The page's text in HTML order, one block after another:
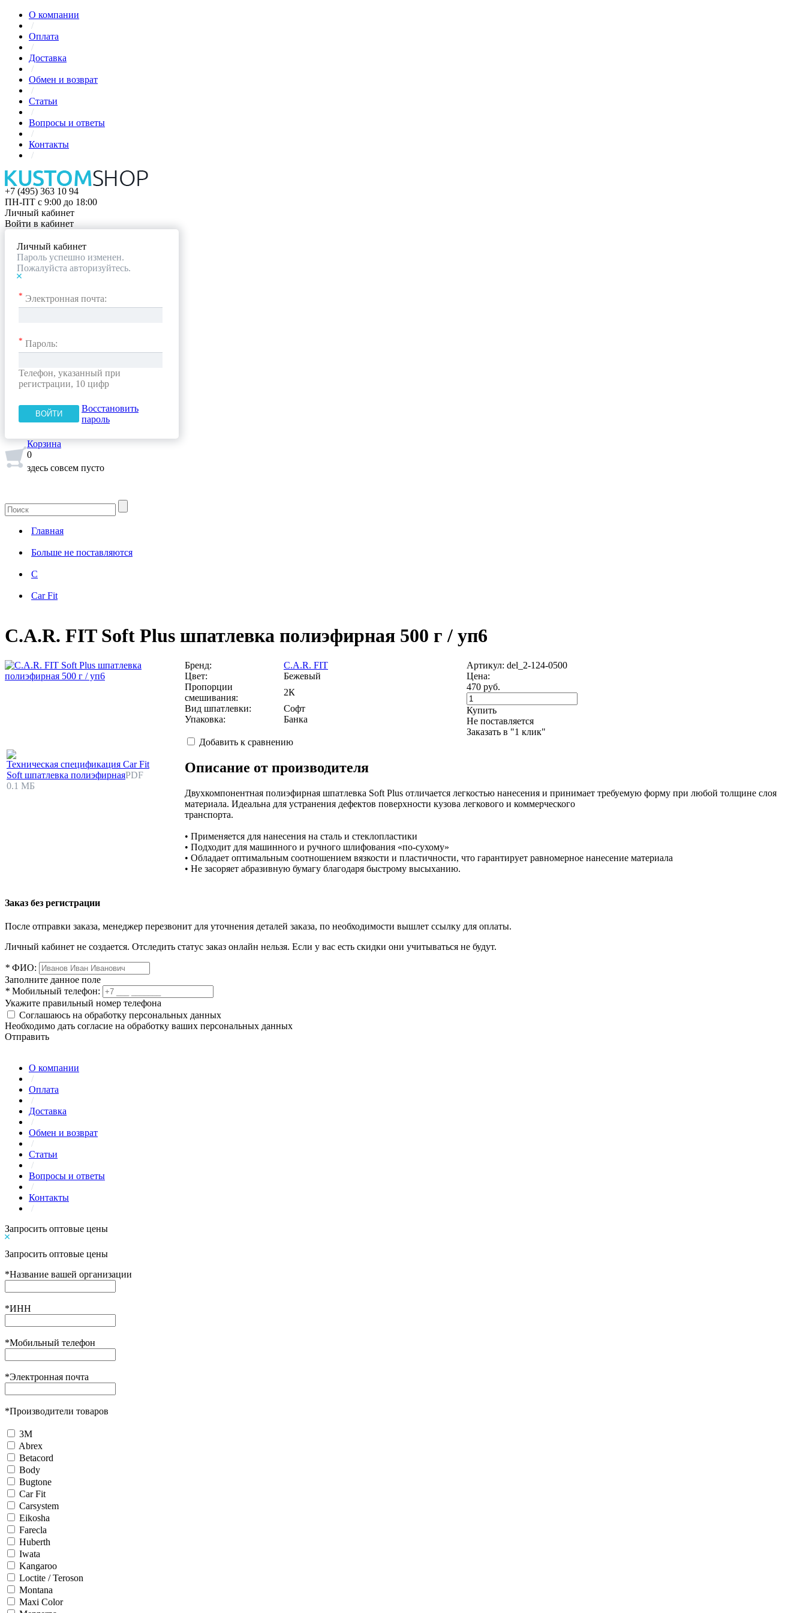
О компании
/
Оплата
/
Доставка
/
Обмен и возврат
/
Статьи
/
Вопросы и ответы
/
Контакты
/
+7 (495) 363 10 94
ПН-ПТ с 9:00 до 18:00
Личный кабинет
Войти в кабинет
Личный кабинет
Пароль успешно изменен.
Пожалуйста авторизуйтесь.
* Электронная почта:
* Пароль:
Телефон, указанный при
регистрации, 10 цифр
Восстановить
пароль
Корзина
0
здесь совсем пусто
Главная
Больше не поставляются
C
Car Fit
C.A.R. FIT Soft Plus шпатлевка полиэфирная 500 г / уп6
Бренд:
C.A.R. FIT
Цвет:
Бежевый
Пропорции
смешивания:
2К
Вид шпатлевки:
Софт
Упаковка:
Банка
Добавить к сравнению
Артикул: del_2-124-0500
Цена:
470 руб.
Купить
Не поставляется
Заказать в "1 клик"
Техническая спецификация Car Fit
Soft шпатлевка полиэфирнаяPDF
0.1 МБ
Описание от производителя
Двухкомпонентная полиэфирная шпатлевка Soft Plus отличается легкостью нанесения и принимает требуемую форму при любой толщине слоя
материала. Идеальна для устранения дефектов поверхности кузова легкового и коммерческого
транспорта.
• Применяется для нанесения на сталь и стеклопластики
• Подходит для машинного и ручного шлифования «по-сухому»
• Обладает оптимальным соотношением вязкости и пластичности, что гарантирует равномерное нанесение материала
• Не засоряет абразивную бумагу благодаря быстрому высыханию.
Заказ без регистрации
После отправки заказа, менеджер перезвонит для уточнения деталей заказа, по необходимости вышлет ссылку для оплаты.
Личный кабинет не создается. Отследить статус заказ онлайн нельзя. Если у вас есть скидки они учитываться не будут.
* ФИО:
Заполните данное поле
* Мобильный телефон:
Укажите правильный номер телефона
Соглашаюсь на обработку персональных данных
Необходимо дать согласие на обработку ваших персональных данных
Отправить
О компании
/
Оплата
/
Доставка
/
Обмен и возврат
/
Статьи
/
Вопросы и ответы
/
Контакты
/
Запросить оптовые цены
Запросить оптовые цены
*Название вашей организации
*ИНН
*Мобильный телефон
*Электронная почта
*Производители товаров
3М
Abrex
Betacord
Body
Bugtone
Car Fit
Carsystem
Eikosha
Farecla
Huberth
Iwata
Kangaroo
Loctite / Teroson
Montana
Maxi Color